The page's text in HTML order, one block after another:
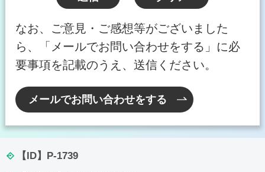
なお、ご意見・ご感想等がございました
ら、「メールでお問い合わせをする」に必
要事項を記載のうえ、送信ください。
メールでお問い合わせをする
【ID】 P-1739